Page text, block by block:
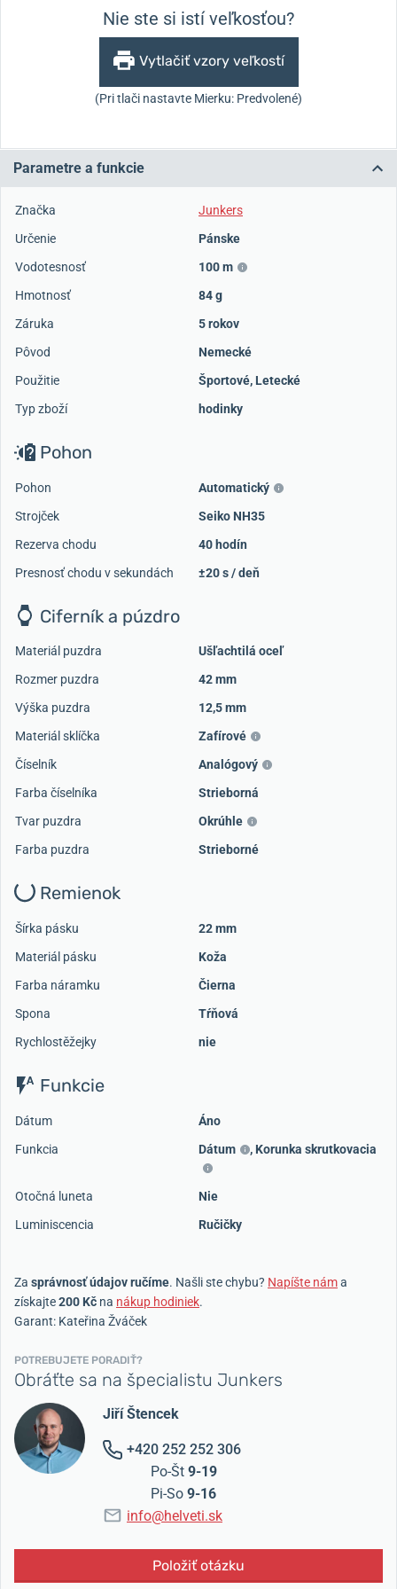
Nie ste si istí veľkosťou?
Vytlačiť vzory veľkostí
(Pri tlači nastavte Mierku: Predvolené)
Parametre a funkcie
Značka
Junkers
Určenie
Pánske
Vodotesnosť
100 m
Hmotnosť
84 g
Záruka
5 rokov
Pôvod
Nemecké
Použitie
Športové, Letecké
Typ zboží
hodinky
Pohon
Pohon
Automatický
Strojček
Seiko NH35
Rezerva chodu
40 hodín
Presnosť chodu v sekundách
±20 s / deň
Ciferník a púzdro
Materiál puzdra
Ušľachtilá oceľ
Rozmer puzdra
42 mm
Výška puzdra
12,5 mm
Materiál sklíčka
Zafírové
Číselník
Analógový
Farba číselníka
Strieborná
Tvar puzdra
Okrúhle
Farba puzdra
Strieborné
Remienok
Šírka pásku
22 mm
Materiál pásku
Koža
Farba náramku
Čierna
Spona
Tŕňová
Rychlostěžejky
nie
Funkcie
Dátum
Áno
Funkcia
Dátum , Korunka skrutkovacia
Otočná luneta
Nie
Luminiscencia
Ručičky
Za správnosť údajov ručíme. Našli ste chybu? Napíšte náma
získajte200 Kč na nákup hodiniek.
Garant: Kateřina Žváček
POTREBUJETE PORADIŤ?
Obráťte sa na špecialistu Junkers
Jiří Štencek
+420 252 252 306
Po-Št 9-19
Pi-So 9-16
info@helveti.sk
Položiť otázku